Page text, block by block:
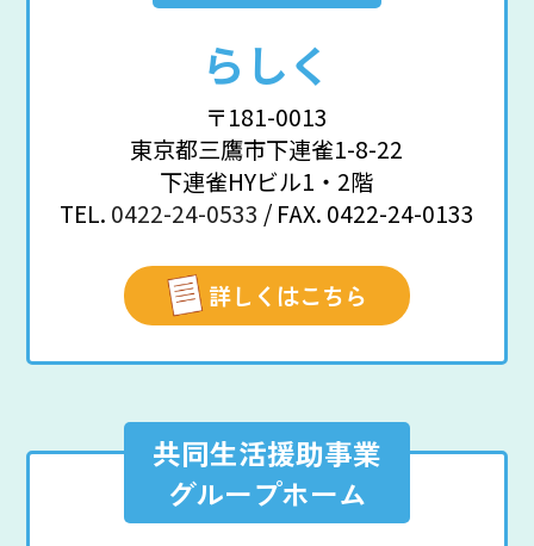
らしく
〒181-0013
東京都三鷹市下連雀1-8-22
下連雀HYビル1・2階
TEL. 0422-24-0533 / FAX. 0422-24-0133
詳しくはこちら
共同生活援助事業
グループホーム